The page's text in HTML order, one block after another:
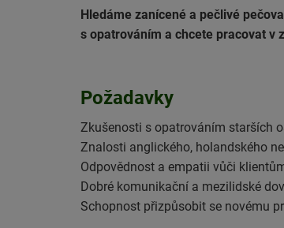
Hledáme zanícené a pečlivé
s opatrováním a chcete pracovat v
Požadavky
Zkušenosti s opatrováním starších
Znalosti anglického, holandského
Odpovědnost a empatii vůči
Dobré komunikační a mezilidské
Schopnost přizpůsobit se novému